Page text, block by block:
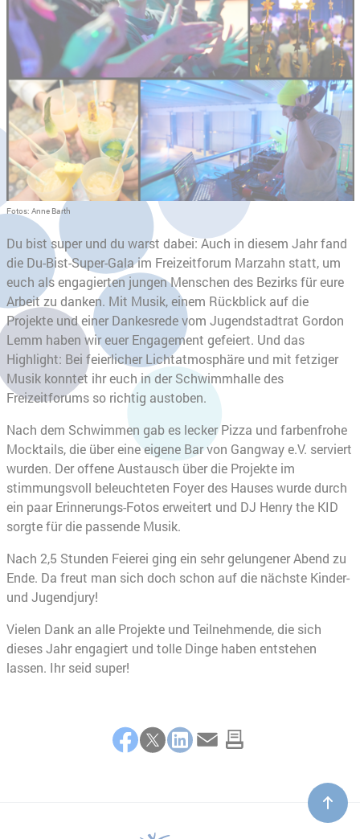
Fotos: Anne Barth
Du bist super und du warst dabei: Auch in diesem Jahr fand
die Du-Bist-Super-Gala im Freizeitforum Marzahn statt, um
euch als engagierten jungen Menschen des Bezirks für eure
Arbeit zu danken. Mit Musik, einem Rückblick auf die
Projekte und einer Dankesrede vom Jugendstadtrat Gordon
Lemm haben wir euer Engagement gefeiert. Und das
Highlight: Bei feierlicher Lichtatmosphäre und mit fetziger
Musik konntet ihr euch in der Schwimmhalle des
Freizeitforums so richtig austoben.
Nach dem Schwimmen gab es lecker Pizza und farbenfrohe
Mocktails, die über eine eigene Bar von Gangway e.V. serviert
wurden. Der offene Austausch über die Projekte im
stimmungsvoll beleuchteten Foyer des Hauses wurde durch
ein paar Erinnerungs-Fotos erweitert und DJ Henry the KID
sorgte für die passende Musik.
Nach 2,5 Stunden Feierei ging ein sehr gelungener Abend zu
Ende. Da freut man sich doch schon auf die nächste Kinder-
und Jugendjury!
Vielen Dank an alle Projekte und Teilnehmende, die sich
dieses Jahr engagiert und tolle Dinge haben entstehen
lassen. Ihr seid super!